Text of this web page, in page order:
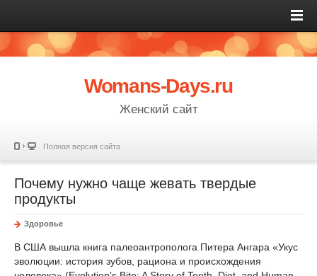
Womans-Days.ru
Женский сайт
Полная версия сайта
Почему нужно чаще жевать твердые
продукты
Здоровье
В США вышла книга палеоантрополога Питера Ангара «Укус
эволюции: история зубов, рациона и происхождения